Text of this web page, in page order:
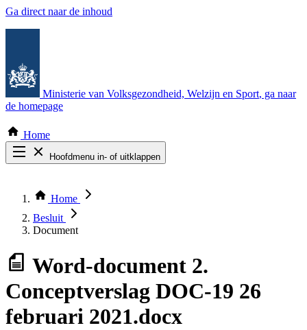
Ga direct naar de inhoud
Ministerie van Volksgezondheid, Welzijn en Sport, ga naar
de homepage
Home
Hoofdmenu in- of uitklappen
Thema COVID-19
Bekijk per bestuursorgaan
Home
Besluit
Document
Word-document 2.
Conceptverslag DOC-19 26
februari 2021.docx